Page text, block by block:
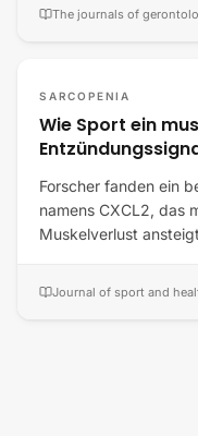
SARCOPENIA
Wie Sport ein
Forscher fanden ein
namens CXCL2, das
Muskelverlust